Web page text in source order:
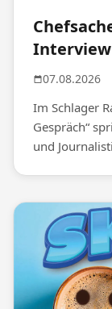
Interview
07.08.2026
Im Schlager
Gespräch“
und